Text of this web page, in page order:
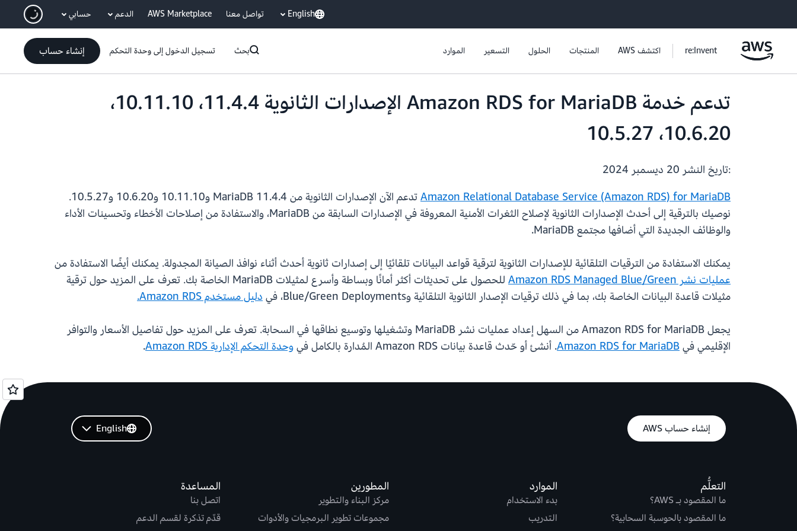
انتقل إلى المحتوى الرئيسي English تواصل معنا AWS Marketplace الدعم حسابي
re:Invent اكتشف AWS المنتجات الحلول التسعير الموارد بحث تسجيل الدخول إلى وحدة التحكم إنشاء حساب
تدعم خدمة Amazon RDS for MariaDB الإصدارات الثانوية 11.4.4، 10.11.10،
10.6.20، 10.5.27
:تاريخ النشر
Amazon Relational Database Service (Amazon RDS) for MariaDB
تدعم الآن الإصدارات الثانوية من MariaDB 11.4.4 و10.11.10 و10.6.20 و10.5.27.
نوصيك بالترقية إلى أحدث الإصدارات الثانوية لإصلاح الثغرات الأمنية المعروفة في الإصدارات السابقة من MariaDB، والاستفادة من إصلاحات الأخطاء وتحسينات الأداء
والوظائف الجديدة التي أضافها مجتمع MariaDB.
يمكنك الاستفادة من الترقيات التلقائية للإصدارات الثانوية لترقية قواعد البيانات تلقائيًا إلى إصدارات ثانوية أحدث أثناء نوافذ الصيانة المجدولة. يمكنك أيضًا الاستفادة من
عمليات نشر Amazon RDS Managed Blue/Green
للحصول على تحديثات أكثر أمانًا وبساطة وأسرع لمثيلات MariaDB الخاصة بك. تعرف على المزيد حول ترقية
مثيلات قاعدة البيانات الخاصة بك، بما في ذلك ترقيات الإصدار الثانوية التلقائية وBlue/Green Deployments، في
دليل مستخدم Amazon RDS.
يجعل Amazon RDS for MariaDB من السهل إعداد عمليات نشر MariaDB وتشغيلها وتوسيع نطاقها في السحابة. تعرف على المزيد حول تفاصيل الأسعار والتوافر
الإقليمي فيAmazon RDS for MariaDB. أنشئ أو حّدث قاعدة بيانات Amazon RDS المُدارة بالكامل في وحدة التحكم الإدارية Amazon RDS .
إنشاء حساب AWS
التعلُّم
ما المقصود بـ AWS؟
ما المقصود بالحوسبة السحابية؟
الموارد
بدء الاستخدام
التدريب
المطورين
مركز البناء والتطوير
مجموعات تطوير البرمجيات والأدوات
المساعدة
اتصل بنا
قدّم تذكرة لقسم الدعم
English